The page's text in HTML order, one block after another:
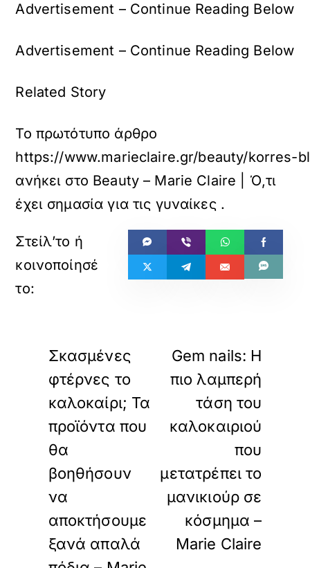
Advertisement – Continue Reading Below
Advertisement – Continue Reading Below
Related Story
Το πρωτότυπο άρθρο
https://www.marieclaire.gr/beauty/korres-
ανήκει στο Beauty – Marie Claire | Ό,τι
έχει σημασία για τις γυναίκες.
Σκασμένες
φτέρνες το
καλοκαίρι; Τα
προϊόντα που
θα
βοηθήσουν
να
αποκτήσουμε
ξανά απαλά
Gem nails: Η
πιο λαμπερή
τάση του
καλοκαιριού
που
μετατρέπει το
μανικιούρ σε
κόσμημα –
Marie Claire